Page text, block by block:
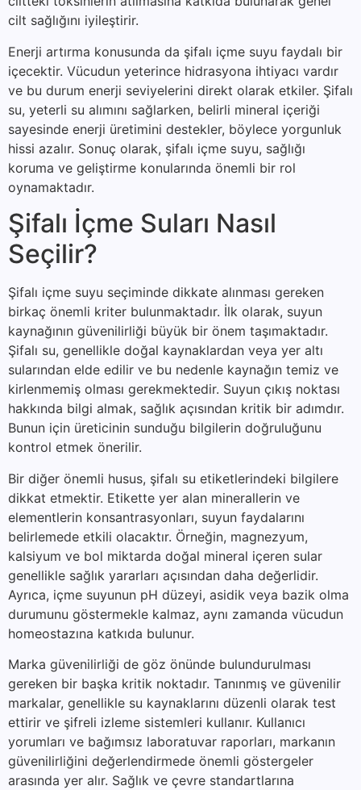
cilt sağlığını iyileştirir.
Enerji artırma konusunda da şifalı içme suyu faydalı bir
içecektir. Vücudun yeterince hidrasyona ihtiyacı vardır
ve bu durum enerji seviyelerini direkt olarak etkiler. Şifalı
su, yeterli su alımını sağlarken, belirli mineral içeriği
sayesinde enerji üretimini destekler, böylece yorgunluk
hissi azalır. Sonuç olarak, şifalı içme suyu, sağlığı
koruma ve geliştirme konularında önemli bir rol
oynamaktadır.
Şifalı İçme Suları Nasıl
Seçilir?
Şifalı içme suyu seçiminde dikkate alınması gereken
birkaç önemli kriter bulunmaktadır. İlk olarak, suyun
kaynağının güvenilirliği büyük bir önem taşımaktadır.
Şifalı su, genellikle doğal kaynaklardan veya yer altı
sularından elde edilir ve bu nedenle kaynağın temiz ve
kirlenmemiş olması gerekmektedir. Suyun çıkış noktası
hakkında bilgi almak, sağlık açısından kritik bir adımdır.
Bunun için üreticinin sunduğu bilgilerin doğruluğunu
kontrol etmek önerilir.
Bir diğer önemli husus, şifalı su etiketlerindeki bilgilere
dikkat etmektir. Etikette yer alan minerallerin ve
elementlerin konsantrasyonları, suyun faydalarını
belirlemede etkili olacaktır. Örneğin, magnezyum,
kalsiyum ve bol miktarda doğal mineral içeren sular
genellikle sağlık yararları açısından daha değerlidir.
Ayrıca, içme suyunun pH düzeyi, asidik veya bazik olma
durumunu göstermekle kalmaz, aynı zamanda vücudun
homeostazına katkıda bulunur.
Marka güvenilirliği de göz önünde bulundurulması
gereken bir başka kritik noktadır. Tanınmış ve güvenilir
markalar, genellikle su kaynaklarını düzenli olarak test
ettirir ve şifreli izleme sistemleri kullanır. Kullanıcı
yorumları ve bağımsız laboratuvar raporları, markanın
güvenilirliğini değerlendirmede önemli göstergeler
arasında yer alır. Sağlık ve çevre standartlarına